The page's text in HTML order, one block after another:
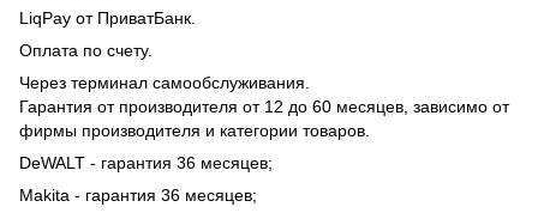
LiqPay от ПриватБанк.
Оплата по счету.
Через терминал самообслуживания.
Гарантия от производителя от 12 до 60 месяцев, зависимо от
фирмы производителя и категории товаров.
DeWALT - гарантия 36 месяцев;
Makita - гарантия 36 месяцев;